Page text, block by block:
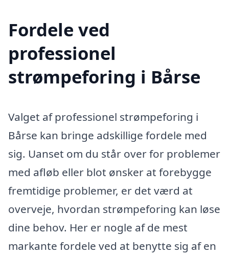
Fordele ved
professionel
strømpeforing i Bårse
Valget af professionel strømpeforing i
Bårse kan bringe adskillige fordele med
sig. Uanset om du står over for problemer
med afløb eller blot ønsker at forebygge
fremtidige problemer, er det værd at
overveje, hvordan strømpeforing kan løse
dine behov. Her er nogle af de mest
markante fordele ved at benytte sig af en